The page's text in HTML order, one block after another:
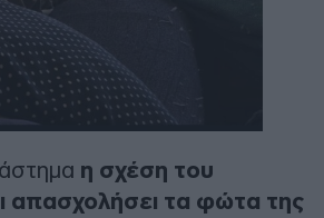
η σχέση του
απασχολήσει τα φώτα της